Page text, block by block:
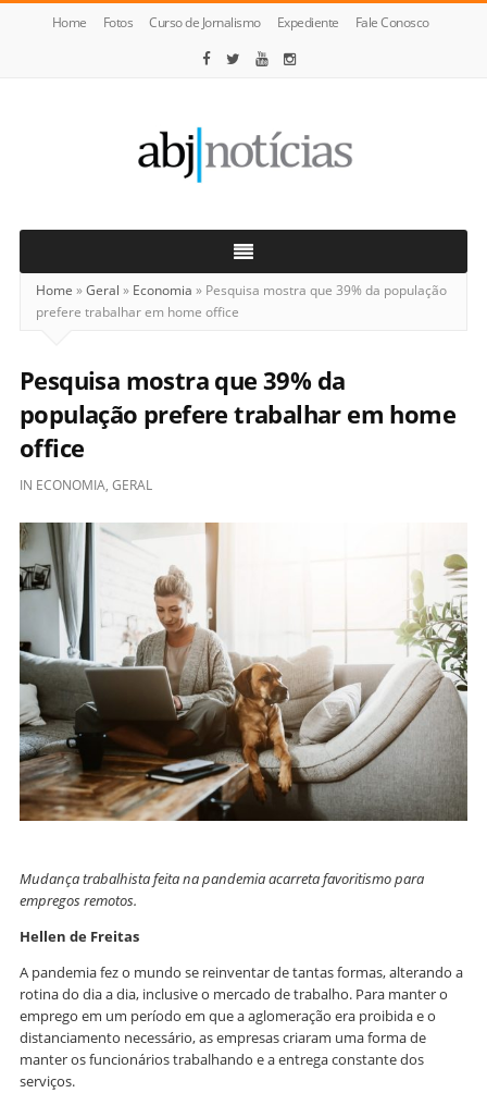
Home Fotos Curso de Jornalismo Expediente Fale Conosco
Notícias
Home »Geral » Economia » Pesquisa mostra que 39% da população
prefere trabalhar em home office
Pesquisa mostra que 39% da
população prefere trabalhar em home
office
IN ECONOMIA, GERAL
Mudança trabalhista feita na pandemia acarreta favoritismo para
empregos remotos.
Hellen de Freitas
A pandemia fez o mundo se reinventar de tantas formas, alterando a
rotina do dia a dia, inclusive o mercado de trabalho. Para manter o
emprego em um período em que a aglomeração era proibida e o
distanciamento necessário, as empresas criaram uma forma de
manter os funcionários trabalhando e a entrega constante dos
serviços.